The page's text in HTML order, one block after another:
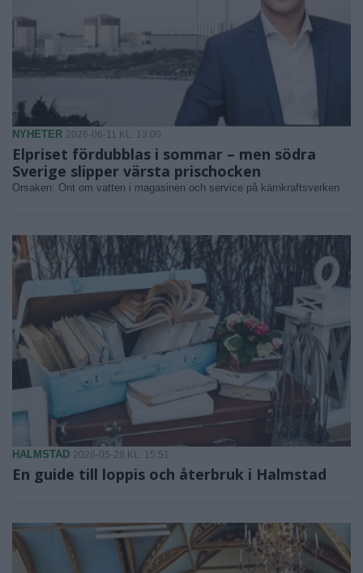
NYHETER 2026-06-11 KL. 13:00
Elpriset fördubblas i sommar – men södra
Sverige slipper värsta prischocken
Orsaken: Ont om vatten i magasinen och service på kärnkraftsverken
HALMSTAD 2026-05-28 KL. 15:51
En guide till loppis och återbruk i Halmstad